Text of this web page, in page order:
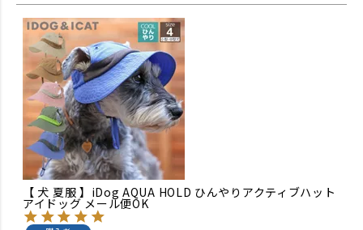
【 犬 夏服 】iDog AQUA HOLD ひんやりアクティブハット
アイドッグ メール便OK